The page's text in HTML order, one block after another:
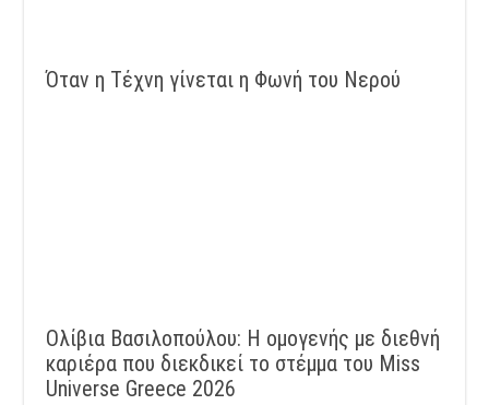
Όταν η Τέχνη γίνεται η Φωνή του Νερού
Ολίβια Βασιλοπούλου: Η ομογενής με διεθνή
καριέρα που διεκδικεί το στέμμα του Miss
Universe Greece 2026